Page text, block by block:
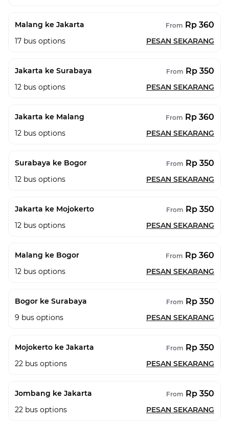
Malang ke Jakarta From Rp 360
17 bus options PESAN SEKARANG
Jakarta ke Surabaya From Rp 350
12 bus options PESAN SEKARANG
Jakarta ke Malang From Rp 360
12 bus options PESAN SEKARANG
Surabaya ke Bogor From Rp 350
12 bus options PESAN SEKARANG
Jakarta ke Mojokerto From Rp 350
12 bus options PESAN SEKARANG
Malang ke Bogor From Rp 360
12 bus options PESAN SEKARANG
Bogor ke Surabaya From Rp 350
9 bus options PESAN SEKARANG
Mojokerto ke Jakarta From Rp 350
22 bus options PESAN SEKARANG
Jombang ke Jakarta From Rp 350
22 bus options PESAN SEKARANG